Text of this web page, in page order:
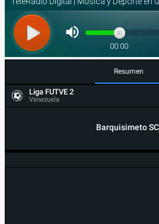
Resumen
Liga FUTVE 2
Venezuela
Barquisimeto SC